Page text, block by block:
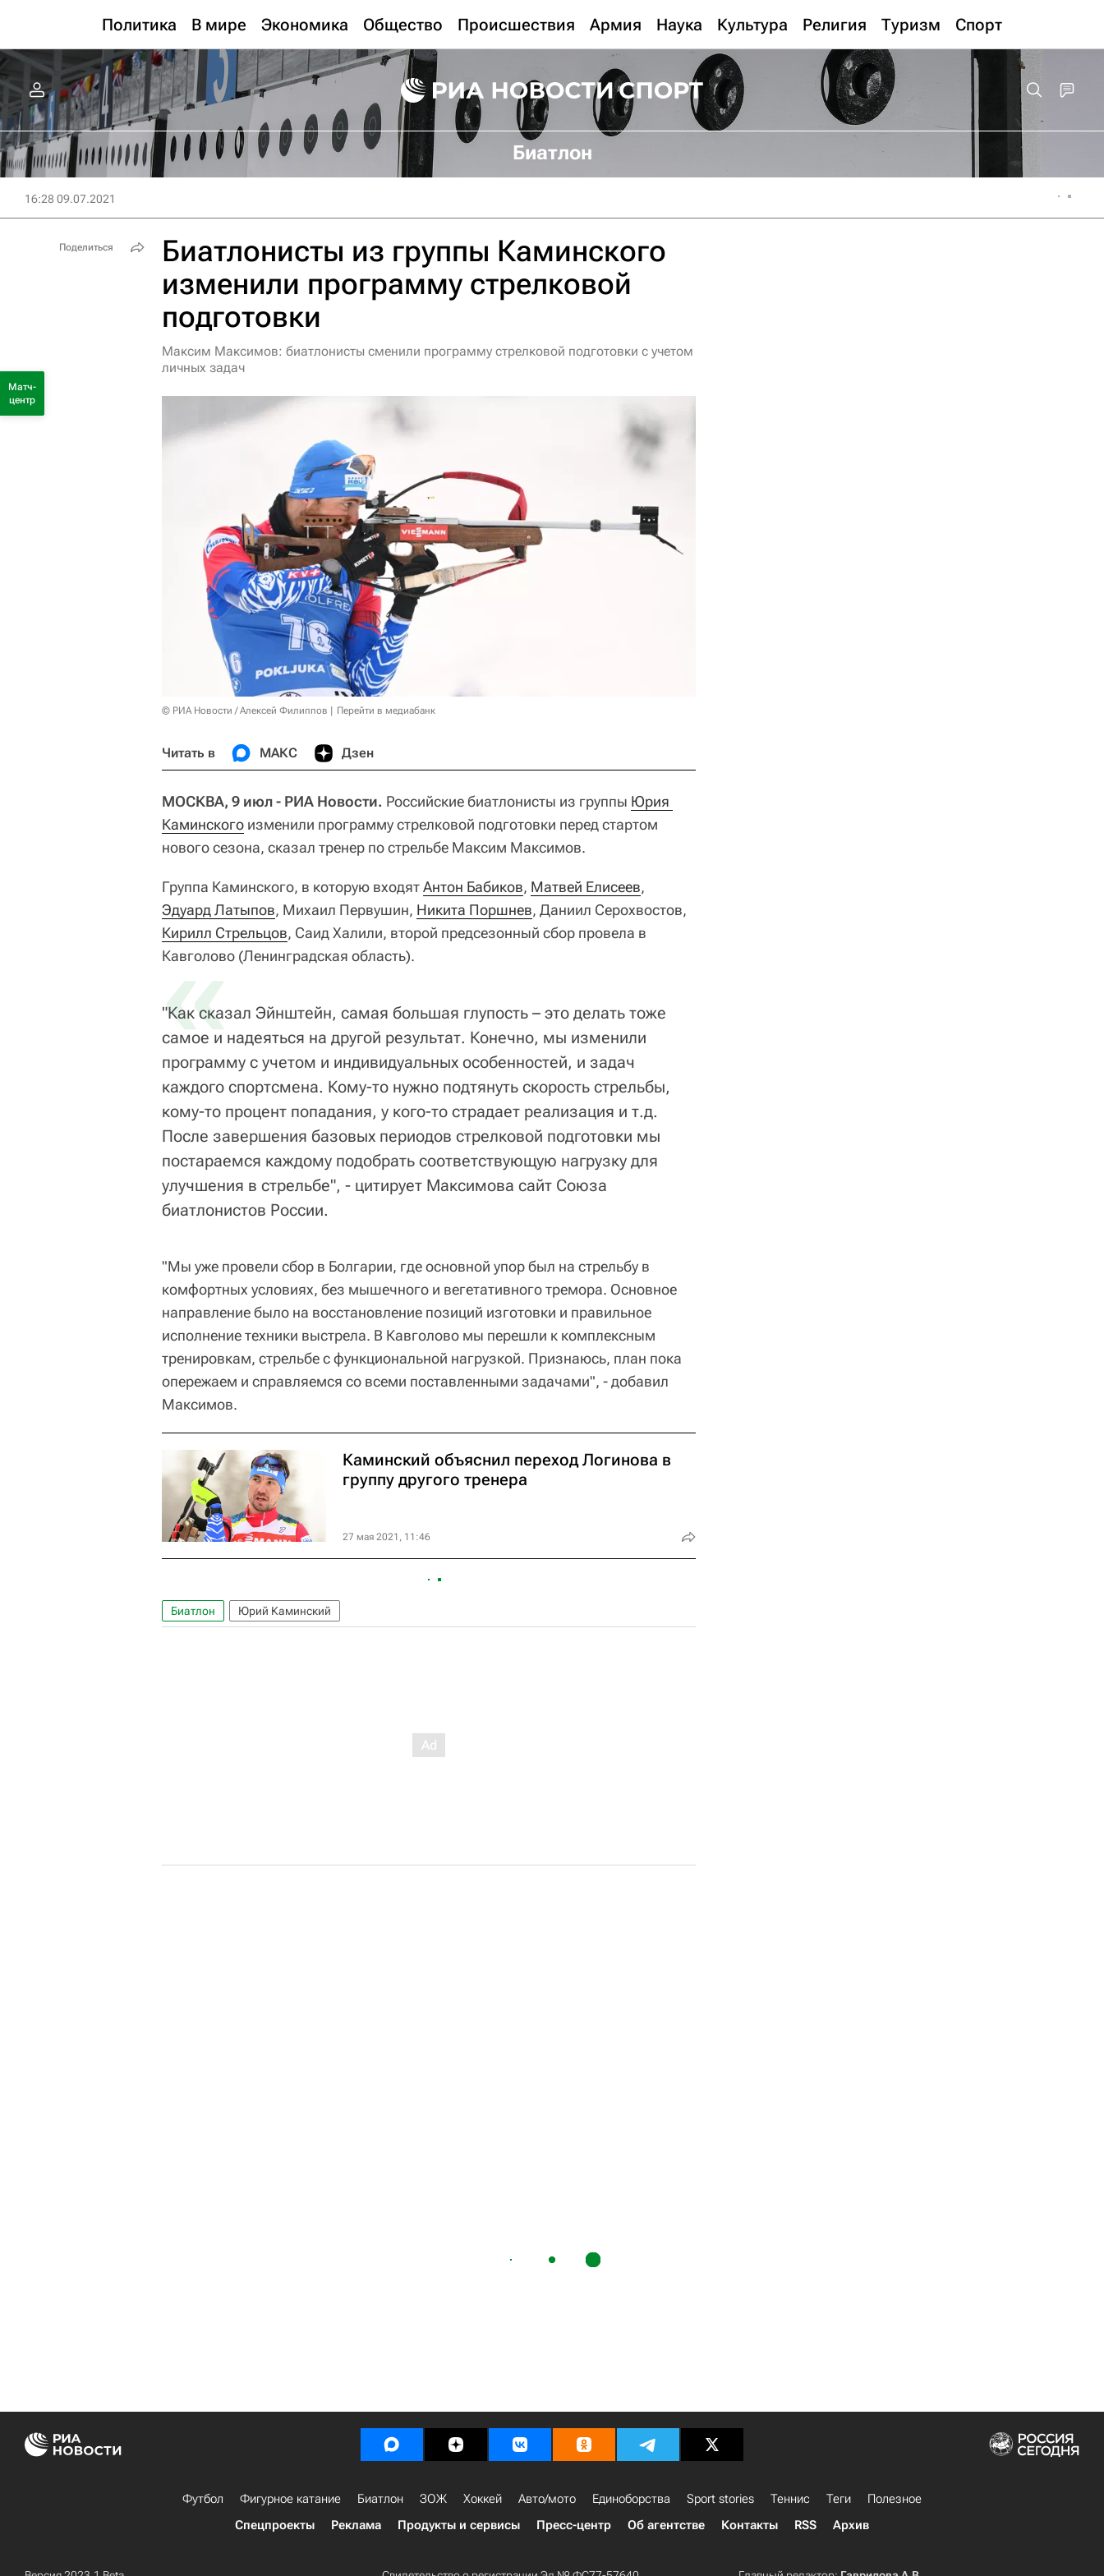
Политика В мире Экономика Общество Происшествия Армия Наука Культура Религия Туризм Спорт
Биатлон
16:28 09.07.2021
Биатлонисты из группы Каминского
изменили программу стрелковой
подготовки
Максим Максимов: биатлонисты сменили программу стрелковой подготовки с учетом
личных задач
© РИА Новости / Алексей Филиппов Перейти в медиабанк
Читать в МАКС Дзен
МОСКВА, 9 июл - РИА Новости. Российские биатлонисты из группы Юрия
Каминского изменили программу стрелковой подготовки перед стартом
нового сезона, сказал тренер по стрельбе Максим Максимов.
Группа Каминского, в которую входятАнтон Бабиков, Матвей Елисеев,
Эдуард Латыпов, Михаил Первушин, Никита Поршнев, Даниил Серохвостов,
Кирилл Стрельцов, Саид Халили, второй предсезонный сбор провела в
Кавголово (Ленинградская область).
«
"Как сказал Эйнштейн, самая большая глупость – это делать тоже
самое и надеяться на другой результат. Конечно, мы изменили
программу с учетом и индивидуальных особенностей, и задач
каждого спортсмена. Кому-то нужно подтянуть скорость стрельбы,
кому-то процент попадания, у кого-то страдает реализация и т.д.
После завершения базовых периодов стрелковой подготовки мы
постараемся каждому подобрать соответствующую нагрузку для
улучшения в стрельбе", - цитирует Максимова сайт Союза
биатлонистов России.
"Мы уже провели сбор в Болгарии, где основной упор был на стрельбу в
комфортных условиях, без мышечного и вегетативного тремора. Основное
направление было на восстановление позиций изготовки и правильное
исполнение техники выстрела. В Кавголово мы перешли к комплексным
тренировкам, стрельбе с функциональной нагрузкой. Признаюсь, план пока
опережаем и справляемся со всеми поставленными задачами", - добавил
Максимов.
Каминский объяснил переход Логинова в
группу другого тренера
27 мая 2021, 11:46
Биатлон Юрий Каминский
Поделиться
Матч-
центр
Футбол Фигурное катание Биатлон ЗОЖ Хоккей Авто/мото Единоборства Sport stories Теннис Теги
Полезное
Спецпроекты
Реклама Продукты и сервисы Пресс-центр Об агентстве Контакты RSS Архив